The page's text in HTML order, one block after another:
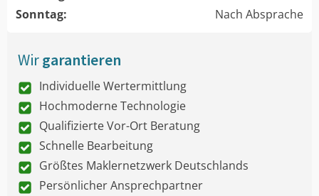
Sonntag:
Nach Absprache
Wirgarantieren
Individuelle Wertermittlung
Hochmoderne Technologie
Qualifizierte Vor-Ort Beratung
Schnelle Bearbeitung
Größtes Maklernetzwerk Deutschlands
Persönlicher Ansprechpartner